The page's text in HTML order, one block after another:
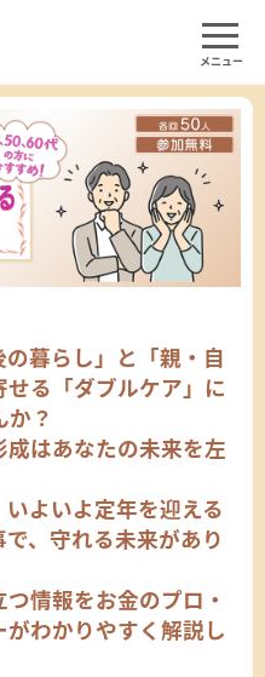
メニュー
の暮らし」と「親・自
る「ダブルケア」に
？
はあなたの未来を左
よいよ定年を迎える
、守れる未来があり
情報をお金のプロ・
わかりやすく解説し